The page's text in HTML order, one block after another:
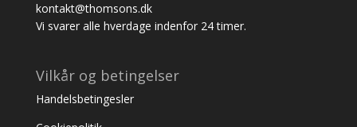
kontakt@thomsons.dk
Vi svarer alle hverdage indenfor 24 timer.
Vilkår og betingelser
Handelsbetingesler